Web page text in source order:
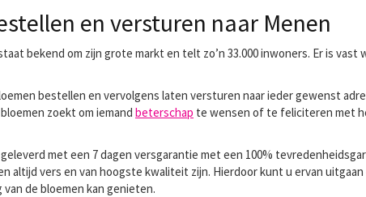
en versturen naar Menen
bekend om zijn grote markt en telt zo’n 33.000 inwoners. Er is vast
bestellen en vervolgens laten versturen naar ieder gewenst
zoekt om iemand beterschap te wensen of te feliciteren met
met een 7 dagen versgarantie met een 100%
altijd vers en van hoogste kwaliteit zijn. Hierdoor kunt u ervan
de bloemen kan genieten.